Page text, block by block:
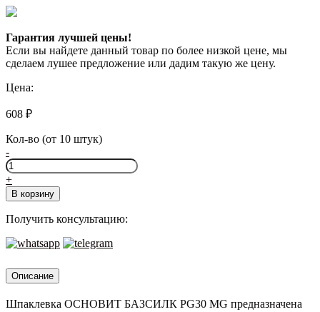
Гарантия лучшей цены!
Если вы найдете данный товар по более низкой цене, мы
сделаем лушее предложение или дадим такую же цену.
Цена:
608 ₽
Кол-во (от 10 штук)
-
Количество
товара
ОСНОВИТ
БАЗСИЛК
PC30
СЕРАЯ,
+
В корзину
Получить консультацию:
Описание
Шпаклевка ОСНОВИТ БАЗСИЛК PG30 MG предназначена